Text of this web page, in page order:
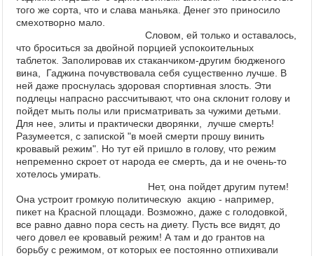
того же сорта, что и слава маньяка. Денег это приносило
смехотворно мало.
Словом, ей только и оставалось,
что броситься за двойной порцией успокоительных
таблеток. Заполировав их стаканчиком-другим бюдженого
вина, Гаджина почувствовала себя существенно лучше. В
ней даже проснулась здоровая спортивная злость. Эти
подлецы напрасно рассчитывают, что она склонит голову и
пойдет мыть полы или присматривать за чужими детьми.
Для нее, элиты и практически дворянки, лучше смерть!
Разумеется, с запиской "в моей смерти прошу винить
кровавый режим". Но тут ей пришло в голову, что режим
непременно скроет от народа ее смерть, да и не очень-то
хотелось умирать.
Нет, она пойдет другим путем!
Она устроит громкую политическую акцию - например,
пикет на Красной площади. Возможно, даже с голодовкой,
все равно давно пора сесть на диету. Пусть все видят, до
чего довел ее кровавый режим! А там и до грантов на
борьбу с режимом, от которых ее постоянно отпихивали